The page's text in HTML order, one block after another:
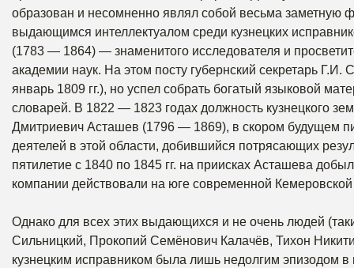
образован и несомненно являл собой весьма заметную
выдающимся интеллектуалом среди кузнецких
(1783 — 1864) — знаменитого исследователя и
академии наук. На этом посту губернский секретарь
январь 1809 гг.), но успел собрать богатый языковой
словарей. В 1822 — 1823 годах должность кузнецкого
Дмитриевич Асташев (1796 — 1869), в скором будущем
деятелей в этой области, добившийся потрясающих
пятилетие с 1840 по 1845 гг. на приисках Асташева
компании действовали на юге современной
Однако для всех этих выдающихся и не очень людей
Сильницкий, Прокопий Семёнович Калачёв, Тихон
кузнецким исправником была лишь недолгим эпизодом